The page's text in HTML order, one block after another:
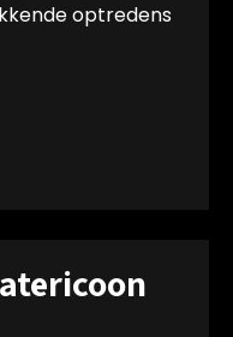
optredens